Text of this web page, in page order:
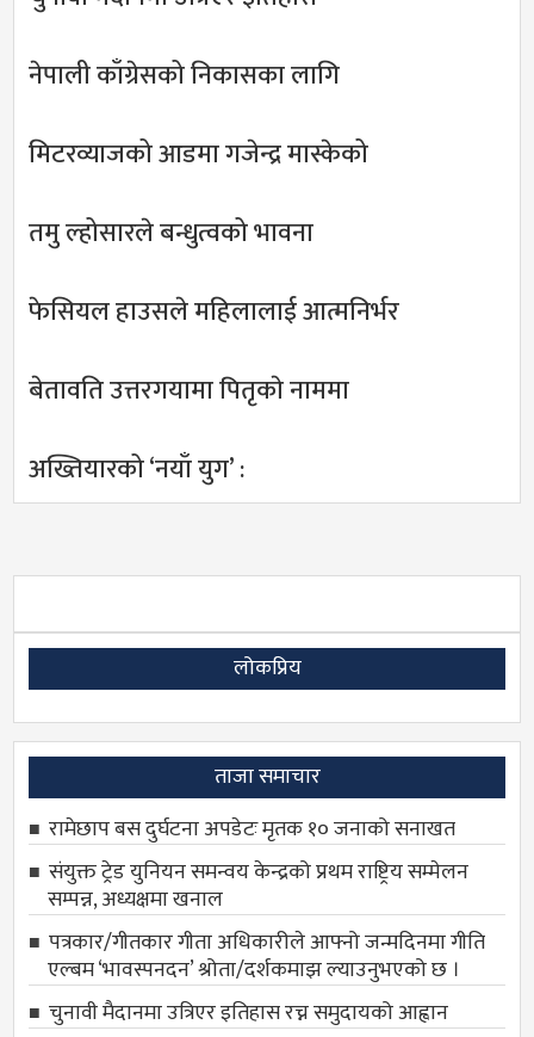
नेपाली काँग्रेसको निकासका लागि
मिटरव्याजको आडमा गजेन्द्र मास्केको
तमु ल्होसारले बन्धुत्वको भावना
फेसियल हाउसले महिलालाई आत्मनिर्भर
बेतावति उत्तरगयामा पितृकाे नाममा
अख्तियारको ‘नयाँ युग’ :
लोकप्रिय
ताजा समाचार
रामेछाप बस दुर्घटना अपडेटः मृतक १० जनाको सनाखत
संयुक्त ट्रेड युनियन समन्वय केन्द्रको प्रथम राष्ट्रिय सम्मेलन
सम्पन्न, अध्यक्षमा खनाल
पत्रकार/गीतकार गीता अधिकारीले आफ्नो जन्मदिनमा गीति
एल्बम ‘भावस्पनदन’ श्रोता/दर्शकमाझ ल्याउनुभएको छ ।
चुनावी मैदानमा उत्रिएर इतिहास रच्न समुदायको आह्वान